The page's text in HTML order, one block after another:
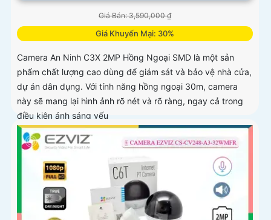
Giá Bán: 3,590,000 ₫
Giá Khuyến Mại: 30%
Camera An Ninh C3X 2MP Hồng Ngoại SMD là một sản
phẩm chất lượng cao dùng để giám sát và bảo vệ nhà cửa,
dự án dân dụng. Với tính năng hồng ngoại 30m, camera
này sẽ mang lại hình ảnh rõ nét và rõ ràng, ngay cả trong
điều kiện ánh sáng yếu